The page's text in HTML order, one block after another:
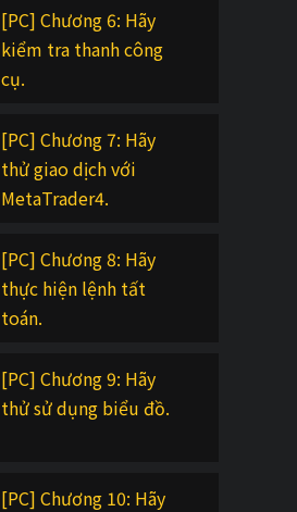
[PC] Chương 6: Hãy
kiểm tra thanh công
cụ.
[PC] Chương 7: Hãy
thử giao dịch với
MetaTrader4.
[PC] Chương 8: Hãy
thực hiện lệnh tất
toán.
[PC] Chương 9: Hãy
thử sử dụng biểu đồ.
[PC] Chương 10: Hãy